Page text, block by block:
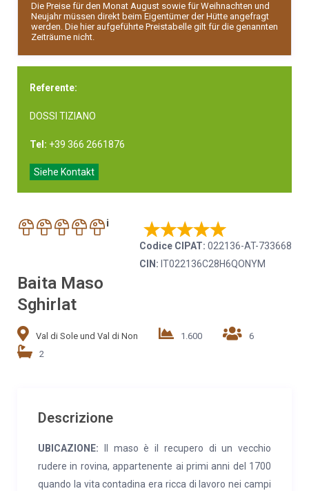
Die Preise für den Monat August sowie für Weihnachten und
Neujahr müssen direkt beim Eigentümer der Hütte angefragt
werden. Die hier aufgeführte Preistabelle gilt für die genannten
Zeiträume nicht.
Referente:
DOSSI TIZIANO
Tel: +39 366 2661876
Siehe Kontakt
i
Codice CIPAT: 022136-AT-733668
CIN: IT022136C28H6QONYM
Baita Maso
Sghirlat
Val di Sole und Val di Non 1.600
6
2
Descrizione
UBICAZIONE:
Il maso è il recupero di un vecchio
rudere in rovina, appartenente ai primi anni del 1700
quando la vita contadina era ricca di lavoro nei campi